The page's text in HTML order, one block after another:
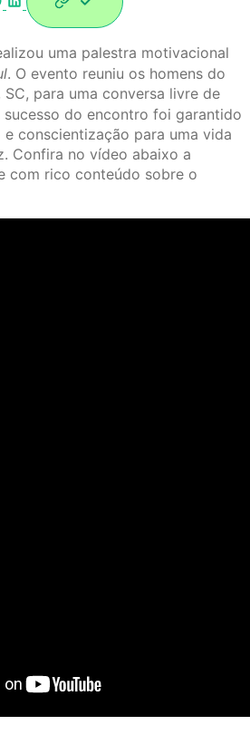
uma palestra motivacional
. O evento reuniu os homens do
SC, para uma conversa livre de
do encontro foi garantido
conscientização para uma vida
Confira no vídeo abaixo a
com rico conteúdo sobre o